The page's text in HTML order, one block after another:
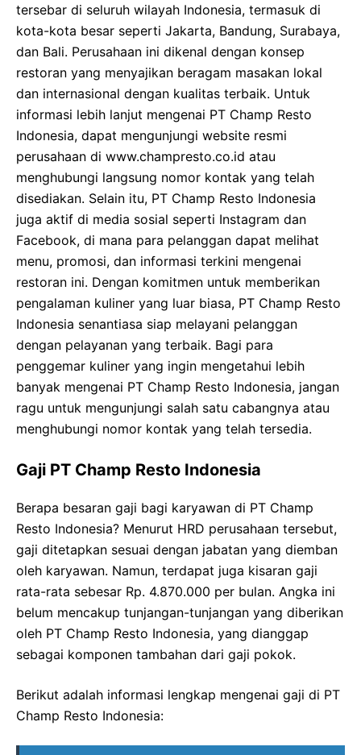
tersebar di seluruh wilayah Indonesia, termasuk di
kota-kota besar seperti Jakarta, Bandung, Surabaya,
dan Bali. Perusahaan ini dikenal dengan konsep
restoran yang menyajikan beragam masakan lokal
dan internasional dengan kualitas terbaik. Untuk
informasi lebih lanjut mengenai PT Champ Resto
Indonesia, dapat mengunjungi website resmi
perusahaan di www.champresto.co.id atau
menghubungi langsung nomor kontak yang telah
disediakan. Selain itu, PT Champ Resto Indonesia
juga aktif di media sosial seperti Instagram dan
Facebook, di mana para pelanggan dapat melihat
menu, promosi, dan informasi terkini mengenai
restoran ini. Dengan komitmen untuk memberikan
pengalaman kuliner yang luar biasa, PT Champ Resto
Indonesia senantiasa siap melayani pelanggan
dengan pelayanan yang terbaik. Bagi para
penggemar kuliner yang ingin mengetahui lebih
banyak mengenai PT Champ Resto Indonesia, jangan
ragu untuk mengunjungi salah satu cabangnya atau
menghubungi nomor kontak yang telah tersedia.
Gaji PT Champ Resto Indonesia
Berapa besaran gaji bagi karyawan di PT Champ
Resto Indonesia? Menurut HRD perusahaan tersebut,
gaji ditetapkan sesuai dengan jabatan yang diemban
oleh karyawan. Namun, terdapat juga kisaran gaji
rata-rata sebesar Rp. 4.870.000 per bulan. Angka ini
belum mencakup tunjangan-tunjangan yang diberikan
oleh PT Champ Resto Indonesia, yang dianggap
sebagai komponen tambahan dari gaji pokok.
Berikut adalah informasi lengkap mengenai gaji di PT
Champ Resto Indonesia: